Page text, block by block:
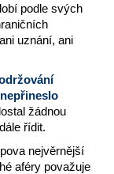
podle svých
uznání, ani
žádnou
řídit.
nejvěrnější
aféry považuje